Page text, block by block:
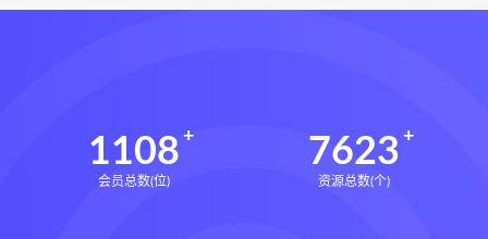
1108
会员总数(位)
7623
资源总数(个)